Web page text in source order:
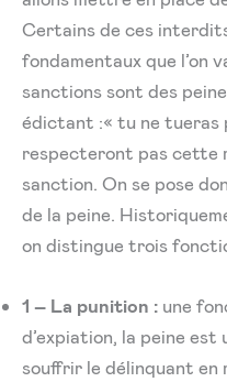
Certains de ces
fondamentaux que l’on
sanctions sont des
édictant :« tu ne tueras
respecteront pas cette
sanction. On se pose
de la peine.
on distingue trois
1 – La punition : une
d’expiation, la peine
souffrir le délinquant en